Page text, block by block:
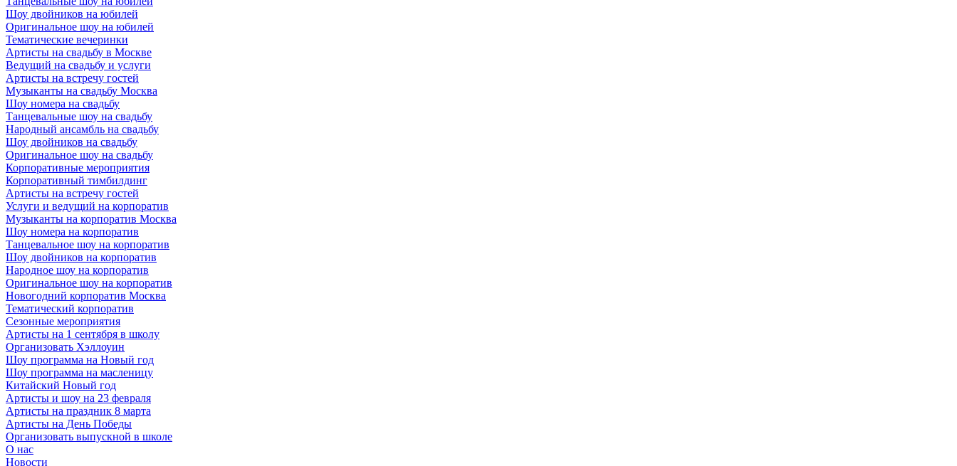
Шоу двойников на юбилей
Оригинальное шоу на юбилей
Тематические вечеринки
Артисты на свадьбу в Москве
Ведущий на свадьбу и услуги
Артисты на встречу гостей
Музыканты на свадьбу Москва
Шоу номера на свадьбу
Танцевальные шоу на свадьбу
Народный ансамбль на свадьбу
Шоу двойников на свадьбу
Оригинальное шоу на свадьбу
Корпоративные мероприятия
Корпоративный тимбилдинг
Артисты на встречу гостей
Услуги и ведущий на корпоратив
Музыканты на корпоратив Москва
Шоу номера на корпоратив
Танцевальное шоу на корпоратив
Шоу двойников на корпоратив
Народное шоу на корпоратив
Оригинальное шоу на корпоратив
Новогодний корпоратив Москва
Тематический корпоратив
Сезонные мероприятия
Артисты на 1 сентября в школу
Организовать Хэллоуин
Шоу программа на Новый год
Шоу программа на масленицу
Китайский Новый год
Артисты и шоу на 23 февраля
Артисты на праздник 8 марта
Артисты на День Победы
Организовать выпускной в школе
О нас
Новости